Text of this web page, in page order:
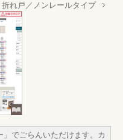
折れ戸／ノンレールタイプ
でごらんいただけます。カ